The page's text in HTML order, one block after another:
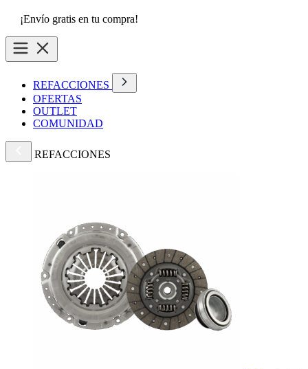
¡Envío gratis en tu compra!
REFACCIONES
OFERTAS
OUTLET
COMUNIDAD
REFACCIONES